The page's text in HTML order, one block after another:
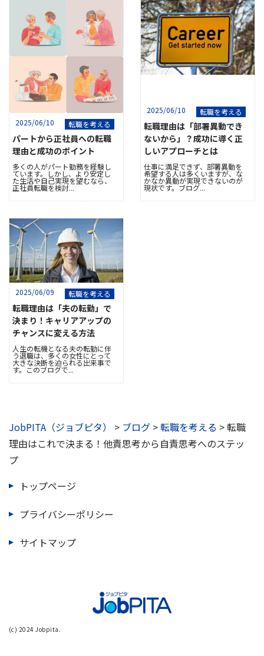
2025/06/10 転職を考える
パートから正社員への転職
理由と成功のポイント
多くの人がパート勤務を経験し
ています。しかし、より安定し
た生活や自己実現を望むなら、
正社員転職を検討...
2025/06/10 転職を考える
転職理由は「部署異動でき
ないから」？成功に導く正
しいアプローチとは
仕事に満足できず、部署異動を
希望する人は多くいますが、な
かなか異動が実現できないのが
現状です。ブログ...
2025/06/09 転職を考える
転職理由は「夫の転勤」で
決まり！キャリアアップの
チャンスに変える方法
人生の転機となる夫の転勤に伴
う退職は、多くの女性にとって
大きな決断を迫られる出来事で
す。このブログで...
JobPITA（ジョブピタ） > ブログ >転職を考える >転職
理由はこれで決まる！他責思考から自責思考へのステッ
プ
トップページ
プライバシーポリシー
サイトマップ
(c) 2024 Jobpita.